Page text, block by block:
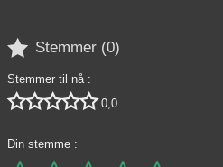
 Stemmer (0)
Stemmer til nå :
 0,0
Din stemme :